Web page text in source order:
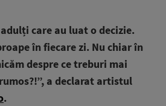
care au luat o decizie.
în fiecare zi. Nu chiar în
despre ce treburi mai
a declarat artistul
.